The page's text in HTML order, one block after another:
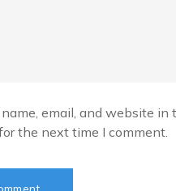
email, and website in
the next time I comment.